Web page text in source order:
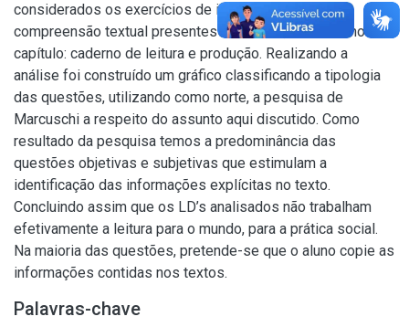
considerados os exercícios de interpretação e
compreensão textual presentes nas obras, contidos no
capítulo: caderno de leitura e produção. Realizando a
análise foi construído um gráfico classificando a tipologia
das questões, utilizando como norte, a pesquisa de
Marcuschi a respeito do assunto aqui discutido. Como
resultado da pesquisa temos a predominância das
questões objetivas e subjetivas que estimulam a
identificação das informações explícitas no texto.
Concluindo assim que os LD’s analisados não trabalham
efetivamente a leitura para o mundo, para a prática social.
Na maioria das questões, pretende-se que o aluno copie as
informações contidas nos textos.
Palavras-chave